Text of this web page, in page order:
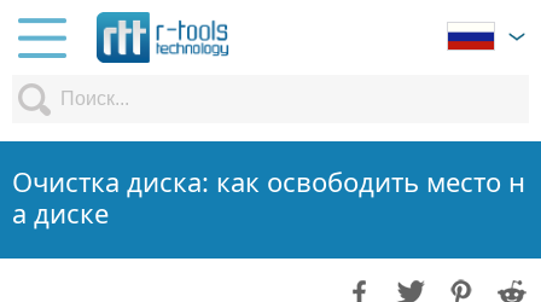
Очистка диска: как освободить место н
а диске